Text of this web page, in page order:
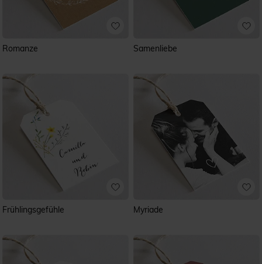
Romanze Samenliebe
Frühlingsgefühle Myriade